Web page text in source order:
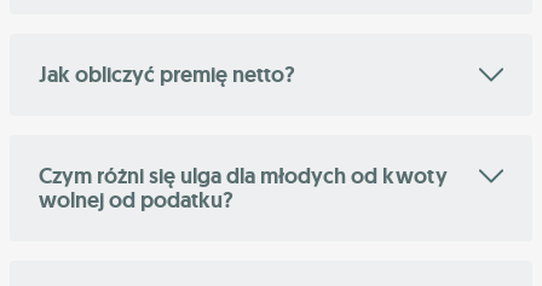
Jak obliczyć premię netto?
Czym różni się ulga dla młodych od kwoty
wolnej od podatku?